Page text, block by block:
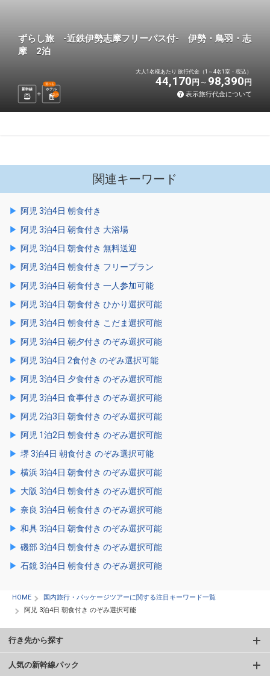
ずらし旅 -近鉄伊勢志摩フリーパス付- 伊勢・鳥羽・志
摩 2泊
新幹線 ホテル
選べる
2泊
大人1名様あたり 旅行代金（1～4名1室・税込）
44,170 円 98,390 円
表示旅行代金について
関連キーワード
阿児 3泊4日 朝食付き
阿児 3泊4日 朝食付き 大浴場
阿児 3泊4日 朝食付き 無料送迎
阿児 3泊4日 朝食付き フリープラン
阿児 3泊4日 朝食付き 一人参加可能
阿児 3泊4日 朝食付き ひかり選択可能
阿児 3泊4日 朝食付き こだま選択可能
阿児 3泊4日 朝夕付き のぞみ選択可能
阿児 3泊4日 2食付き のぞみ選択可能
阿児 3泊4日 夕食付き のぞみ選択可能
阿児 3泊4日 食事付き のぞみ選択可能
阿児 2泊3日 朝食付き のぞみ選択可能
阿児 1泊2日 朝食付き のぞみ選択可能
堺 3泊4日 朝食付き のぞみ選択可能
横浜 3泊4日 朝食付き のぞみ選択可能
大阪 3泊4日 朝食付き のぞみ選択可能
奈良 3泊4日 朝食付き のぞみ選択可能
和具 3泊4日 朝食付き のぞみ選択可能
磯部 3泊4日 朝食付き のぞみ選択可能
石鏡 3泊4日 朝食付き のぞみ選択可能
HOME
国内旅行・パッケージツアーに関する注目キーワード一覧
阿児 3泊4日 朝食付き のぞみ選択可能
行き先から探す
人気の新幹線パック